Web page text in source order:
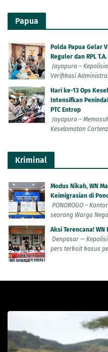
Papua
Polda Papua Gelar
Reguler dan RPL
Jayapura –
Verifikasi
Hari ke-13 Ops
Intensifkan
PTC Entrop
Jayapura –
Keselamatan
Kriminal
Modus Nikah, WN
Keimigrasian di
PONOROGO –
seorang Warga
Aksi Terencana!
Denpasar —
pers terkait kasus